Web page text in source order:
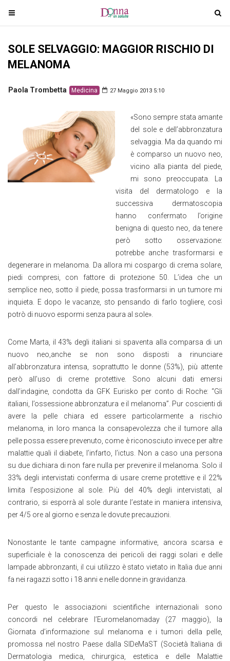
T
o
g
l
n
i
o
T
o
SOLE SELVAGGIO: MAGGIOR RISCHIO DI
MELANOMA
Paola Trombetta Medicina 27 Maggio 2013 5:10
«Sono sempre stata amante
del sole e dell’abbronzatura
selvaggia. Ma da quando mi
è comparso un nuovo neo,
vicino alla pianta del piede,
mi sono preoccupata. La
visita del dermatologo e la
successiva dermatoscopia
hanno confermato l’origine
benigna di questo neo, da tenere
però sotto osservazione:
potrebbe anche trasformarsi e
degenerare in melanoma. Da allora mi cospargo di crema solare,
piedi compresi, con fattore di protezione 50. L’idea che un
semplice neo, sotto il piede, possa trasformarsi in un tumore mi
inquieta. E dopo le vacanze, sto pensando di farlo togliere, così
potrò di nuovo espormi senza paura al sole».
Come Marta, il 43% degli italiani si spaventa alla comparsa di un
nuovo neo,anche se non sono disposti a rinunciare
all’abbronzatura intensa, soprattutto le donne (53%), più attente
però all’uso di creme protettive. Sono alcuni dati emersi
dall’indagine, condotta da GFK Eurisko per conto di Roche: “Gli
italiani, l’ossessione abbronzatura e il melanoma”. Pur coscienti di
avere la pelle chiara ed essere particolarmente a rischio
melanoma, in loro manca la consapevolezza che il tumore alla
pelle possa essere prevenuto, come è riconosciuto invece per altre
malattie quali il diabete, l’infarto, l’ictus. Non a caso una persona
su due dichiara di non fare nulla per prevenire il melanoma. Solo il
33% degli intervistati conferma di usare creme protettive e il 22%
limita l’esposizione al sole. Più del 40% degli intervistati, al
contrario, si esporrà al sole durante l’estate in maniera intensiva,
per 4/5 ore al giorno e senza le dovute precauzioni.
Nonostante le tante campagne informative, ancora scarsa e
superficiale è la conoscenza dei pericoli dei raggi solari e delle
lampade abbronzanti, il cui utilizzo è stato vietato in Italia due anni
fa nei ragazzi sotto i 18 anni e nelle donne in gravidanza.
Per questo le associazioni scientifiche internazionali sono
concordi nel celebrare l’Euromelanomaday (27 maggio), la
Giornata d’informazione sul melanoma e i tumori della pelle,
promossa nel nostro Paese dalla SIDeMaST (Società Italiana di
Dermatologia medica, chirurgica, estetica e delle Malattie